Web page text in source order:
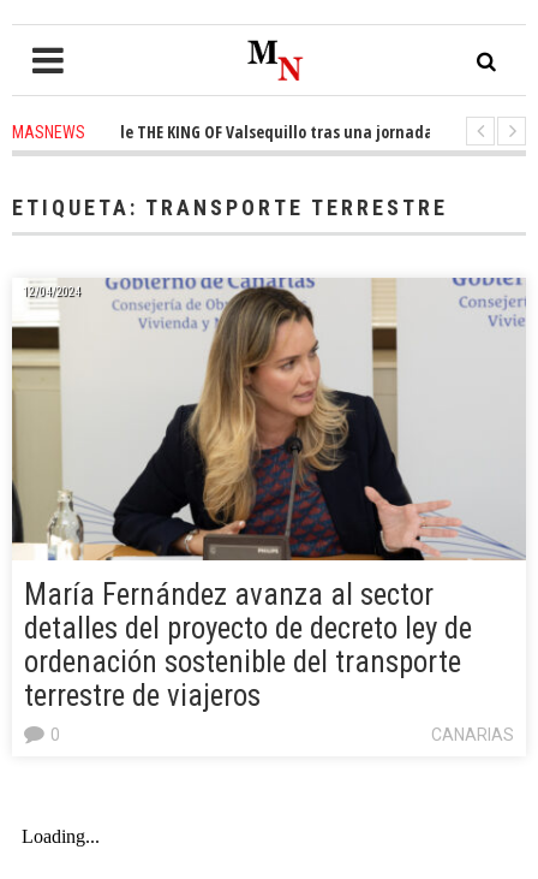
MASNEWS
trono de THE KING OF Valsequillo tras una jornada de baloncesto
ETIQUETA: TRANSPORTE TERRESTRE
12/04/2024
María Fernández avanza al sector
detalles del proyecto de decreto ley de
ordenación sostenible del transporte
terrestre de viajeros
CANARIAS
0